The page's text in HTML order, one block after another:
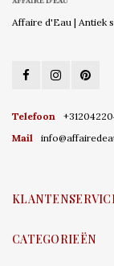
Affaire d'Eau | Antiek
Telefoon
Mail
CATEGORIEËN